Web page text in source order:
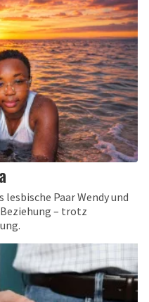
Paar Wendy und
– trotz